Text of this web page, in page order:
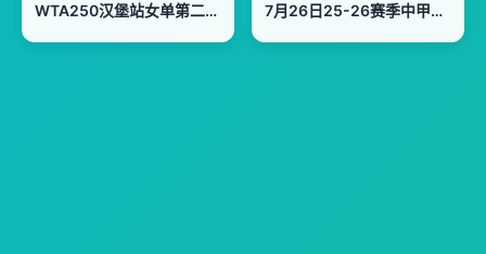
WTA250汉堡站女单第二轮：奥利尼科娃VS戈麦兹 7月26日25-26赛季中甲联赛 广西恒宸VS定南赣联